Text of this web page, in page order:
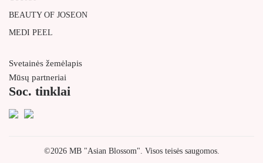
BEAUTY OF JOSEON
MEDI PEEL
Svetainės žemėlapis
Mūsų partneriai
Soc. tinklai
©2026 MB "Asian Blossom". Visos teisės saugomos.